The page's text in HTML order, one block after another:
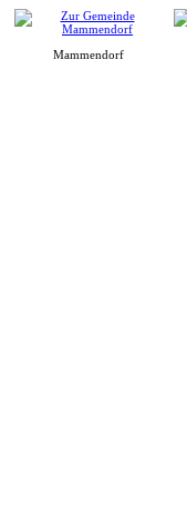
Mammendorf